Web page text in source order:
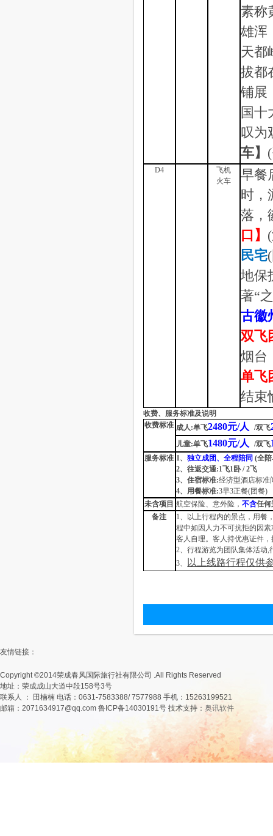
素称
雄浑
天都
拔都
铺展
国十
叹为
车】
D4
飞机
火车
早餐
时，
落，
口 】
民宅
地保
著“
古徽
双飞
烟台
单飞
结束
收费、服务标准及说明
收费标准 成人:单飞2480元/人 /双飞
儿童:单飞1480元/人 /双飞
服务标准 1、独立成团、全程陪同(全
2、往返交通:1飞1卧/ 2飞
3、住宿标准:经济型酒店标准
4、用餐标准:3早3正餐(团餐)
未含项目 航空保险、意外险，不含任何
备注
1、以上行程内的景点，用餐
程中如因人力不可抗拒的因
客人自理。客人持优惠证件
2、行程游览为团队集体活动,
3、 以上线路行程仅供
友情链接：
Copyright ©2014荣成春风国际旅行社有限公司 .All Rights Reserved
地址：荣成成山大道中段158号3号
联系人 ： 田楠楠 电话：0631-7583388/ 7577988 手机：15263199521
邮箱：2071634917@qq.com 鲁ICP备14030191号 技术支持： 奥讯软件